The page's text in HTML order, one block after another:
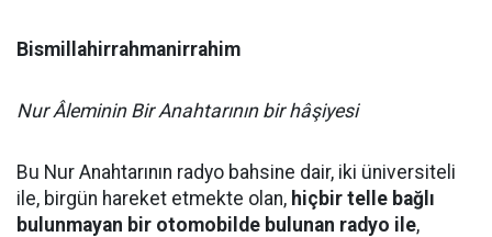
Bismillahirrahmanirrahim
Nur Âleminin Bir Anahtarının bir hâşiyesi
Bu Nur Anahtarının radyo bahsine dair, iki üniversiteli
ile, birgün hareket etmekte olan, hiçbir telle bağlı
bulunmayan bir otomobilde bulunan radyo ile,